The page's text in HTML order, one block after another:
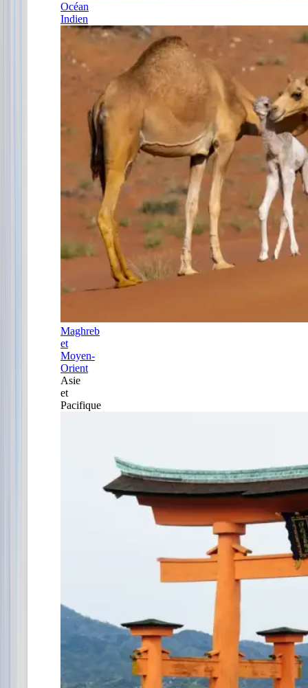
Océan
Indien
Maghreb
et
Moyen-
Orient
Asie
et
Pacifique